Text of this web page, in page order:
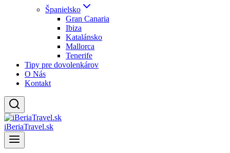
Španielsko
Gran Canaria
Ibiza
Katalánsko
Mallorca
Tenerife
Tipy pre dovolenkárov
O Nás
Kontakt
iBeriaTravel.sk